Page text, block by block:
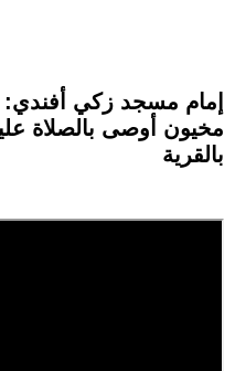
إمام مسجد زكي أفندي:
مخيون أوصى بالصلاة
بالقرية